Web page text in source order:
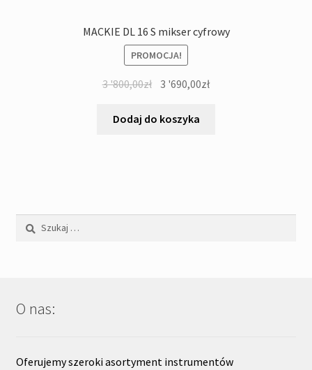
MACKIE DL 16 S mikser cyfrowy
PROMOCJA!
3 '800,00zł Pierwotna
wynosiła:
3 '690,00złAktualna
Dodaj do koszyka
Szukaj:
O nas:
Oferujemy szeroki asortyment instrumentów